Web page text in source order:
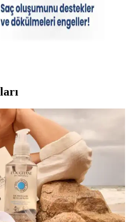
Güçlendiren Şampuanlar:
İyi Seçenekler
için hacim veren şampuanlar,